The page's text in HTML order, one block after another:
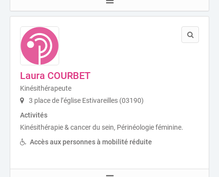
Laura COURBET
Kinésithérapeute
3 place de l’église Estivareilles (03190)
Activités
Kinésithérapie & cancer du sein, Périnéologie féminine.
Accès aux personnes à mobilité réduite